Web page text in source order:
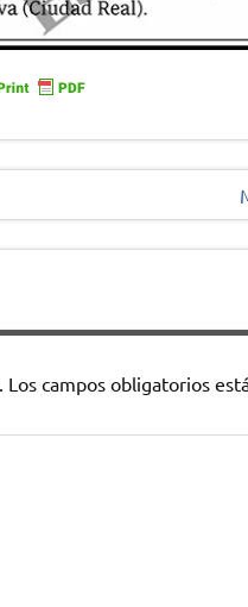
Los campos obligatorios